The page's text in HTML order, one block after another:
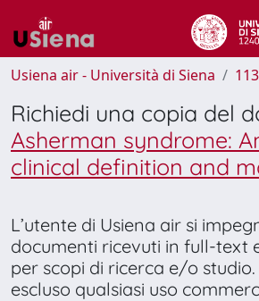
Usiena air - Università di Siena
Richiedi una copia del
Asherman syndrome:
clinical definition and
L’utente di Usiena air si
documenti ricevuti in full-text
per scopi di ricerca e/o studio.
escluso qualsiasi uso